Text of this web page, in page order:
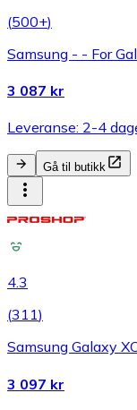
(500+)
Samsung - - For
3 087 kr
Leveranse: 2-4
Gå til butikk
4.3
(311)
Samsung Galaxy
3 097 kr